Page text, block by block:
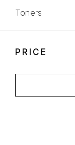
Toners
PRICE